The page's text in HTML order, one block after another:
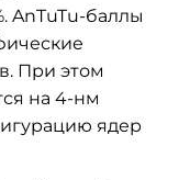
AnTuTu-баллы
При этом
на 4-нм
ядер